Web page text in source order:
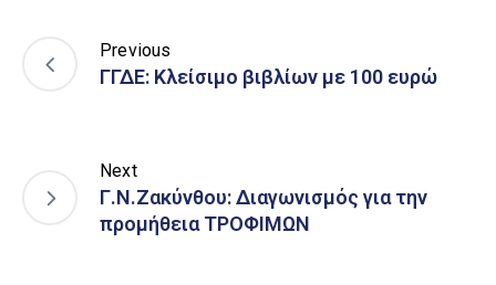
Previous
ΓΓΔΕ: Κλείσιμο βιβλίων με 100 ευρώ
Next
Γ.Ν.Ζακύνθου: Διαγωνισμός για την
προμήθεια ΤΡΟΦΙΜΩΝ